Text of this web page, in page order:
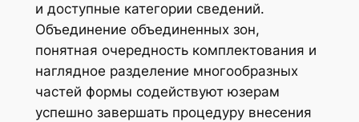
и доступные категории сведений.
Объединение объединенных зон,
понятная очередность комплектования и
наглядное разделение многообразных
частей формы содействуют юзерам
успешно завершать процедуру внесения